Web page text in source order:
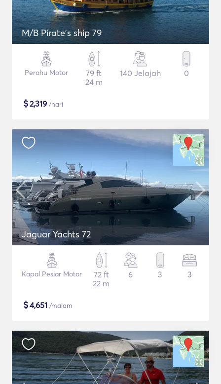
M/B Pirate's ship 79
Perahu Motor
79 ft
24 m
140 Jelajah 0
$2,319 /hari
Jaguar Yachts 72
Kapal Pesiar Motor
72 ft
22 m
6 3 3
$4,651 /malam